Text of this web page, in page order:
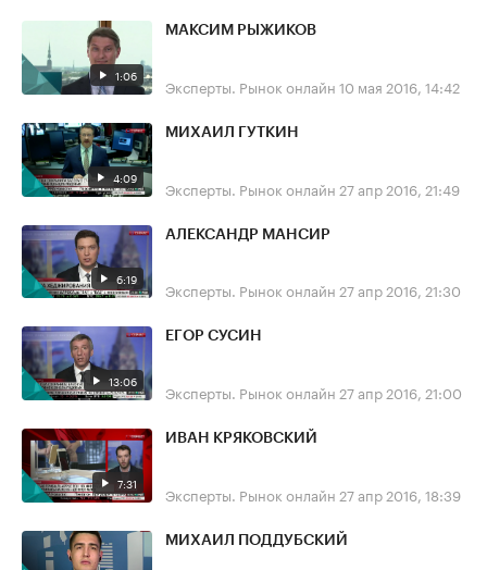
1:06
МАКСИМ РЫЖИКОВ
Эксперты. Рынок онлайн 10 мая 2016, 14:42
4:09
МИХАИЛ ГУТКИН
Эксперты. Рынок онлайн 27 апр 2016, 21:49
6:19
АЛЕКСАНДР МАНСИР
Эксперты. Рынок онлайн 27 апр 2016, 21:30
13:06
ЕГОР СУСИН
Эксперты. Рынок онлайн 27 апр 2016, 21:00
7:31
ИВАН КРЯКОВСКИЙ
Эксперты. Рынок онлайн 27 апр 2016, 18:39
МИХАИЛ ПОДДУБСКИЙ